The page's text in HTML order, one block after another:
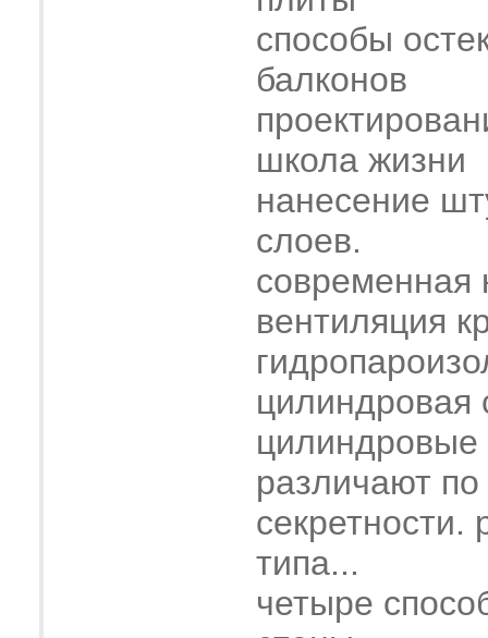
способы
балконов
школа жизни
нанесение
слоев.
современная
вентиляция
цилиндровая
различают по
секретности.
типа...
четыре